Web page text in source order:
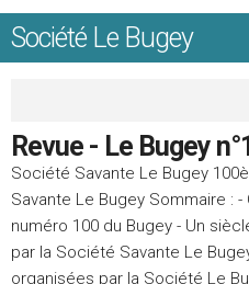
Société Le Bugey
Revue - Le Bugey
Société Savante Le Bugey
Savante Le Bugey Sommaire :
numéro 100 du Bugey - Un
par la Société Savante Le
organisées par la Société Le